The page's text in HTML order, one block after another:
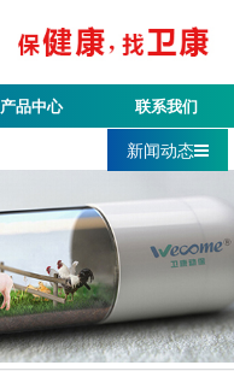
产品中心 联系我们
新闻动态